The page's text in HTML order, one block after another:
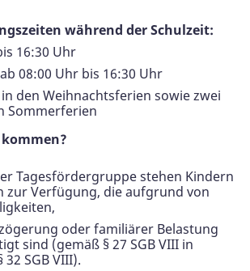
während der Schulzeit:
16:30 Uhr
08:00 Uhr bis 16:30 Uhr
den Weihnachtsferien sowie zwei
Sommerferien
Tagesfördergruppe stehen Kindern
zur Verfügung, die aufgrund von
oder familiärer Belastung
sind (gemäß § 27 SGB VIII in
SGB VIII).